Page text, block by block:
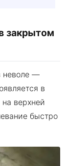
закрытом
неволе —
в
верхней
быстро